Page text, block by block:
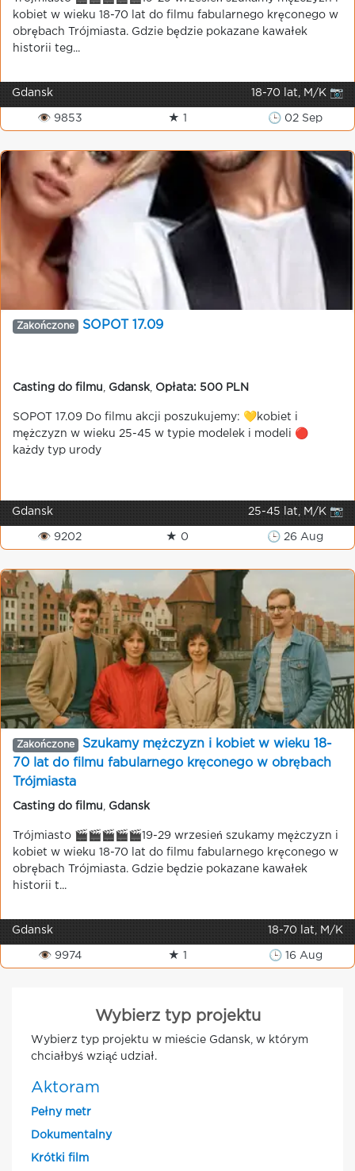
kobiet w wieku 18-70 lat do filmu fabularnego kręconego w
obrębach Trójmiasta. Gdzie będzie pokazane kawałek
historii teg...
Gdansk 18-70 lat, M/K 📷
👁 9853 ★ 1 🕒 02 Sep
Zakończone SOPOT 17.09
Casting do filmu Gdansk, Opłata: 500 PLN
SOPOT 17.09 Do filmu akcji poszukujemy: 💛kobiet i
mężczyzn w wieku 25-45 w typie modelek i modeli 🔴
każdy typ urody
Gdansk 25-45 lat, M/K 📷
👁 9202 ★ 0 🕒 26 Aug
Zakończone
Szukamy mężczyzn i kobiet w wieku 18-
70 lat do filmu fabularnego kręconego w obrębach
Trójmiasta
Casting do filmu Gdansk
Trójmiasto 🎬🎬🎬🎬🎬19-29 wrzesień szukamy mężczyzn i
kobiet w wieku 18-70 lat do filmu fabularnego kręconego w
obrębach Trójmiasta. Gdzie będzie pokazane kawałek
historii t...
Gdansk 18-70 lat, M/K
👁 9974 ★ 1 🕒 16 Aug
Wybierz typ projektu
Wybierz typ projektu w mieście Gdansk, w którym
chciałbyś wziąć udział.
Aktoram
Pełny metr
Dokumentalny
Krótki film